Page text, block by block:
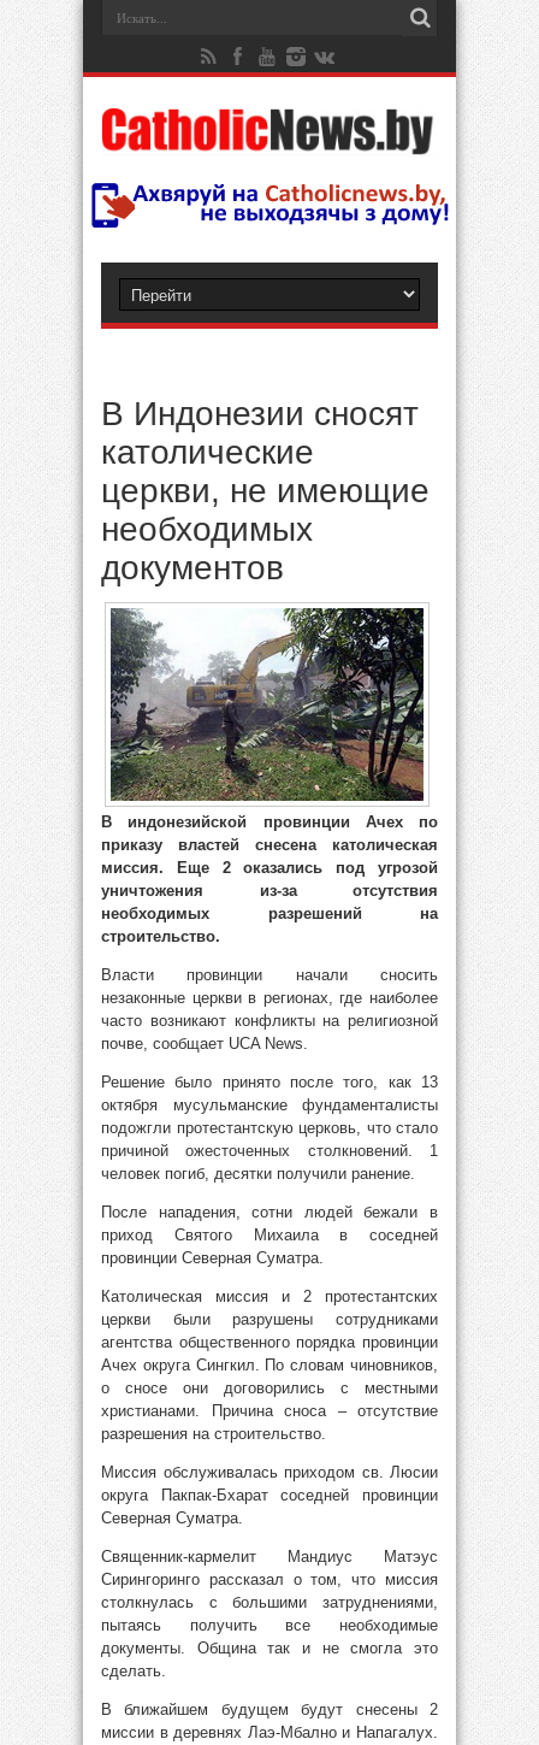
В Индонезии сносят
католические
церкви, не имеющие
необходимых
документов
В индонезийской провинции Ачех по
приказу властей снесена католическая
миссия. Еще 2 оказались под угрозой
уничтожения из-за отсутствия
необходимых разрешений на
строительство.
Власти провинции начали сносить
незаконные церкви в регионах, где наиболее
часто возникают конфликты на религиозной
почве, сообщает UCA News.
Решение было принято после того, как 13
октября мусульманские фундаменталисты
подожгли протестантскую церковь, что стало
причиной ожесточенных столкновений. 1
человек погиб, десятки получили ранение.
После нападения, сотни людей бежали в
приход Святого Михаила в соседней
провинции Северная Суматра.
Католическая миссия и 2 протестантских
церкви были разрушены сотрудниками
агентства общественного порядка провинции
Ачех округа Сингкил. По словам чиновников,
о сносе они договорились с местными
христианами. Причина сноса – отсутствие
разрешения на строительство.
Миссия обслуживалась приходом св. Люсии
округа Пакпак-Бхарат соседней провинции
Северная Суматра.
Священник-кармелит Мандиус Матэус
Сирингоринго рассказал о том, что миссия
столкнулась с большими затруднениями,
пытаясь получить все необходимые
документы. Община так и не смогла это
сделать.
В ближайшем будущем будут снесены 2
миссии в деревнях Лаэ-Мбално и Напагалух.